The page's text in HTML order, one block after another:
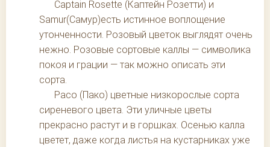
Captain Rosette (Каптейн Розетти) и
Samur(Самур)есть истинное воплощение
утонченности. Розовый цветок выглядят очень
нежно. Розовые сортовые каллы — символика
покоя и грации — так можно описать эти
сорта.
Paco (Пако) цветные низкорослые сорта
сиреневого цвета. Эти уличные цветы
прекрасно растут и в горшках. Осенью калла
цветет, даже когда листья на кустарниках уже